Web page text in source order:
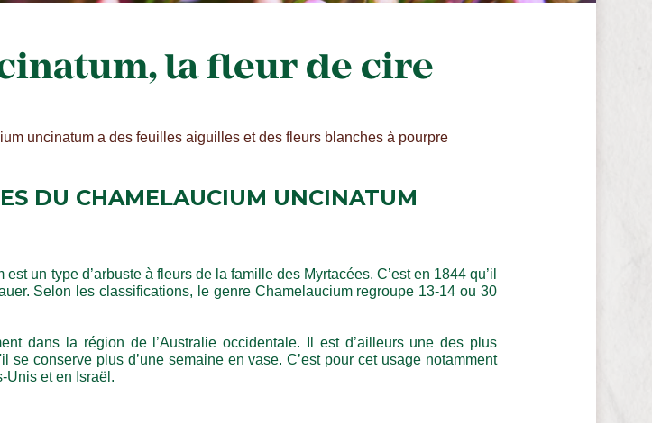
la fleur de cire
uncinatum a des feuilles aiguilles et des fleurs blanches à pourpre
DU CHAMELAUCIUM UNCINATUM
un type d’arbuste à fleurs de la famille des Myrtacées. C’est en 1844 qu’il
Selon les classifications, le genre Chamelaucium regroupe 13-14 ou 30
dans la région de l’Australie occidentale. Il est d’ailleurs une des plus
conserve plus d’une semaine en vase. C’est pour cet usage notamment
Unis et en Israël.